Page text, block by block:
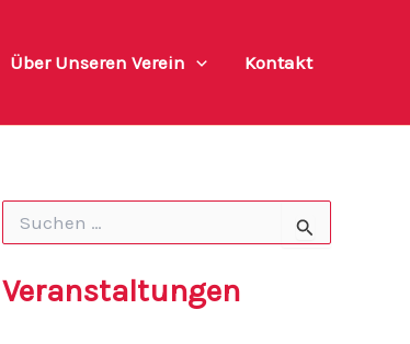
Über Unseren Verein Kontakt
h
e
Veranstaltungen